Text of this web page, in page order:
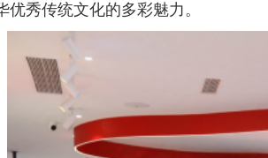
优秀传统文化的多彩魅力。